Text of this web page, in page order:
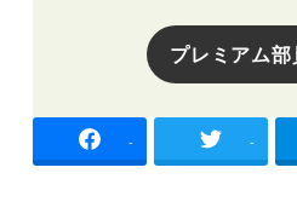
プレミアム
- -